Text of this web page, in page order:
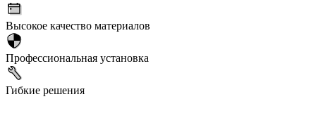
Высокое качество материалов
Профессиональная установка
Гибкие решения